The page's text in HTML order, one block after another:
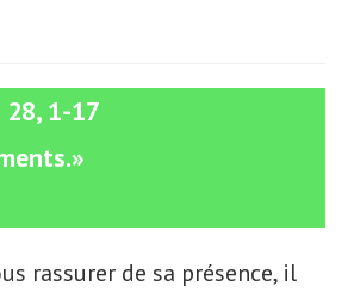
28, 1-17
rassurer de sa présence, il